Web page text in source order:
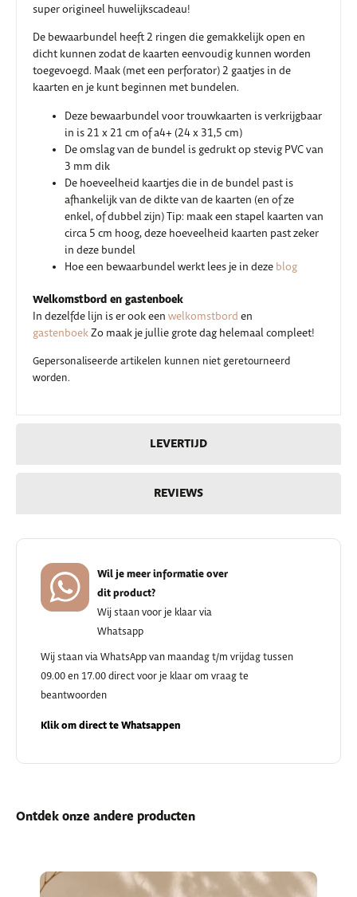
LEVERTIJD
REVIEWS
super origineel huwelijkscadeau!
De bewaarbundel heeft 2 ringen die gemakkelijk open en
dicht kunnen zodat de kaarten eenvoudig kunnen worden
toegevoegd. Maak (met een perforator) 2 gaatjes in de
kaarten en je kunt beginnen met bundelen.
Deze bewaarbundel voor trouwkaarten is verkrijgbaar
in is 21 x 21 cm of a4+ (24 x 31,5 cm)
De omslag van de bundel is gedrukt op stevig PVC van
3 mm dik
De hoeveelheid kaartjes die in de bundel past is
afhankelijk van de dikte van de kaarten (en of ze
enkel, of dubbel zijn) Tip: maak een stapel kaarten van
circa 5 cm hoog, deze hoeveelheid kaarten past zeker
in deze bundel
Hoe een bewaarbundel werkt lees je in deze blog
Welkomstbord en gastenboek
In dezelfde lijn is er ook een welkomstbord en
gastenboekZo maak je jullie grote dag helemaal compleet!
Gepersonaliseerde artikelen kunnen niet geretourneerd
worden.
Wil je meer informatie over
dit product?
Wij staan voor je klaar via
Whatsapp
Wij staan via WhatsApp van maandag t/m vrijdag tussen
09.00 en 17.00 direct voor je klaar om vraag te
beantwoorden
Klik om direct te Whatsappen
Ontdek onze andere producten